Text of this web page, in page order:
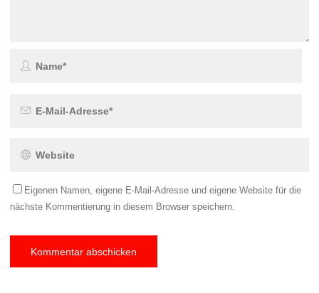
Eigenen Namen, eigene E-Mail-Adresse und eigene Website für die
nächste Kommentierung in diesem Browser speichern.